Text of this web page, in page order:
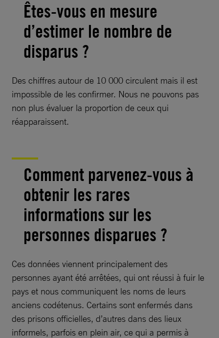
Êtes-vous en mesure
d’estimer le nombre de
disparus ?
Des chiffres autour de 10 000 circulent mais il est
impossible de les confirmer. Nous ne pouvons pas
non plus évaluer la proportion de ceux qui
réapparaissent.
Comment parvenez-vous à
obtenir les rares
informations sur les
personnes disparues ?
Ces données viennent principalement des
personnes ayant été arrêtées, qui ont réussi à fuir le
pays et nous communiquent les noms de leurs
anciens codétenus. Certains sont enfermés dans
des prisons officielles, d’autres dans des lieux
informels, parfois en plein air, ce qui a permis à